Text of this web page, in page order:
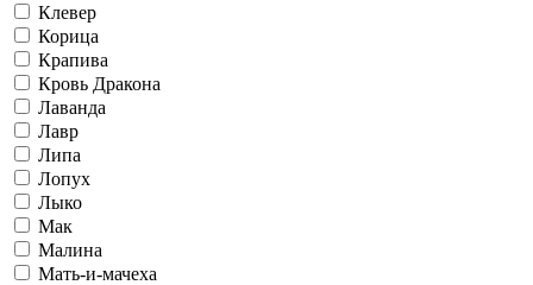
Клевер
Корица
Крапива
Кровь Дракона
Лаванда
Лавр
Липа
Лопух
Лыко
Мак
Малина
Мать-и-мачеха